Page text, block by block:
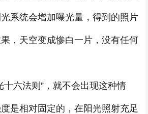
系统会增加曝光量，得到的照片
，天空变成惨白一片，没有任何
十六法则”，就不会出现这种情
是相对固定的，在阳光照射充足